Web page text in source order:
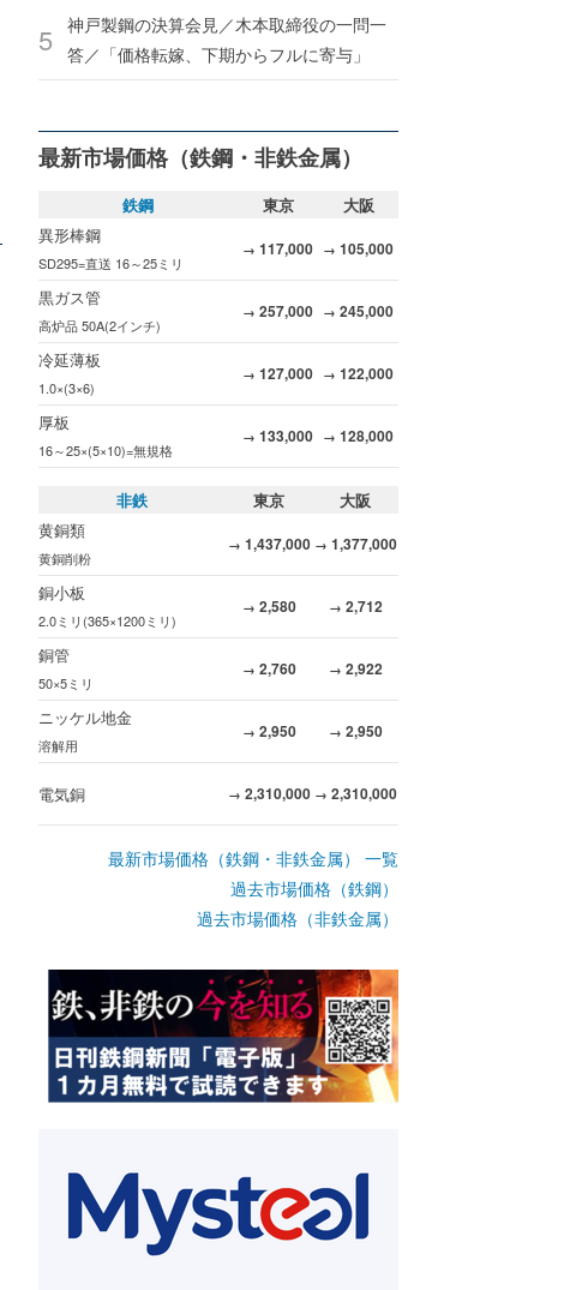
神戸製鋼の決算会見／木本取締役の一問一
答／「価格転嫁、下期からフルに寄与」
最新市場価格（鉄鋼・非鉄金属）
鉄鋼 東京
大阪
異形棒鋼
SD295=直送 16～25ミリ
→ 117,000 → 105,000
黒ガス管
高炉品 50A(2インチ)
→ 257,000 → 245,000
冷延薄板
1.0×(3×6)
→ 127,000 → 122,000
厚板
16～25×(5×10)=無規格
→ 133,000 → 128,000
非鉄 東京
大阪
黄銅類
黄銅削粉
→ 1,437,000 → 1,377,000
銅小板
2.0ミリ(365×1200ミリ)
→ 2,580 → 2,712
銅管
50×5ミリ
→ 2,760 → 2,922
ニッケル地金
溶解用
→ 2,950 → 2,950
電気銅 → 2,310,000 → 2,310,000
最新市場価格（鉄鋼・非鉄金属） 一覧
過去市場価格（鉄鋼）
過去市場価格（非鉄金属）